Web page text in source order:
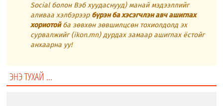
Social болон Вэб хуудаснууд) манай мэдээллийг
аливаа хэлбэрээр бүрэн ба хэсэгчлэн авч ашиглах
хориотойба зөвхөн зөвшилцсөн тохиолдолд эх
сурвалжийг (ikon.mn) дурдах замаар ашиглах ёстойг
анхаарна уу!
ЭНЭ ТУХАЙ ...